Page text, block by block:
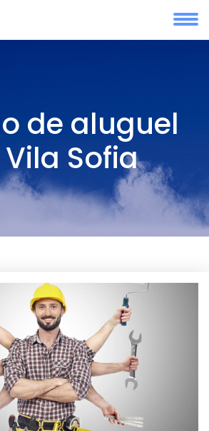
de aluguel
Sofia